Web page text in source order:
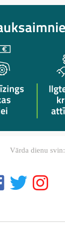
Vārda dienu svin: